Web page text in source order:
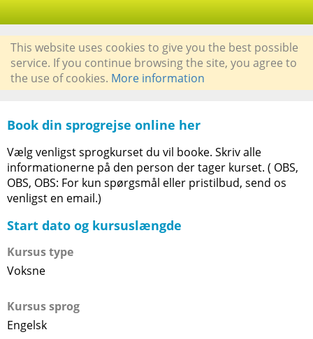
This website uses cookies to give you the best possible
service. If you continue browsing the site, you agree to
the use of cookies. More information
Book din sprogrejse online her
Vælg venligst sprogkurset du vil booke. Skriv alle
informationerne på den person der tager kurset. ( OBS,
OBS, OBS: For kun spørgsmål eller pristilbud, send os
venligst en email.)
Start dato og kursuslængde
Kursus type
Voksne
Kursus sprog
Engelsk